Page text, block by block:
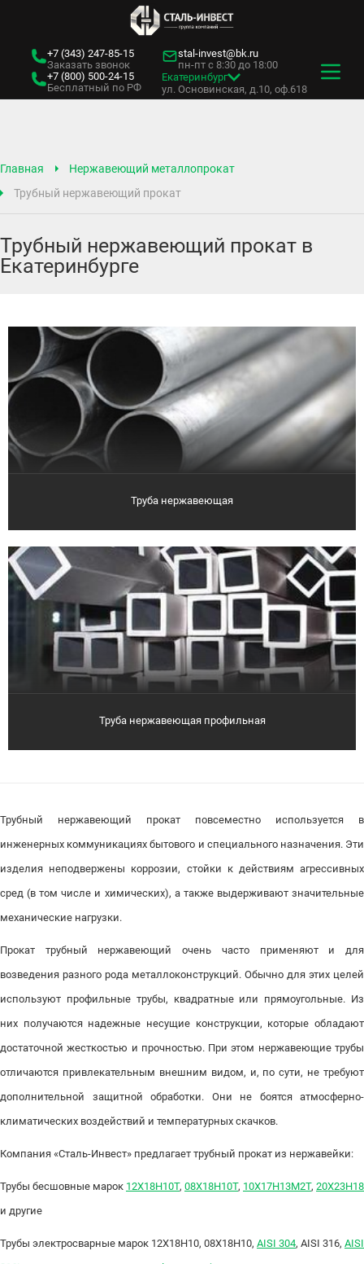
+7 (343) 247-85-15
Заказать звонок
+7 (800) 500-24-15
Бесплатный по РФ
stal-invest@bk.ru
пн-пт с 8:30 до 18:00
Екатеринбург
ул. Основинская, д.10, оф.618
Главная
Нержавеющий металлопрокат
Трубный нержавеющий прокат
Трубный нержавеющий прокат в
Екатеринбурге
Труба нержавеющая
Труба нержавеющая профильная
Трубный нержавеющий прокат повсеместно используется в
инженерных коммуникациях бытового и специального назначения. Эти
изделия неподвержены коррозии, стойки к действиям агрессивных
сред (в том числе и химических), а также выдерживают значительные
механические нагрузки.
Прокат трубный нержавеющий очень часто применяют и для
возведения разного рода металлоконструкций. Обычно для этих целей
используют профильные трубы, квадратные или прямоугольные. Из
них получаются надежные несущие конструкции, которые обладают
достаточной жесткостью и прочностью. При этом нержавеющие трубы
отличаются привлекательным внешним видом, и, по сути, не требуют
дополнительной защитной обработки. Они не боятся атмосферно-
климатических воздействий и температурных скачков.
Компания «Сталь-Инвест» предлагает трубный прокат из нержавейки:
Трубы бесшовные марок 12Х18Н10Т, 08Х18Н10Т, 10Х17Н13М2Т, 20Х23Н18
и другие
Трубы электросварные марок 12Х18Н10, 08Х18Н10, AISI 304, AISI 316, AISI